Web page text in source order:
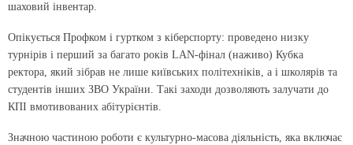
шаховий інвентар.
Опікується Профком і гуртком з кібер­спорту: проведено низку
турнірів і перший за багато років LAN-фінал (наживо) Кубка
ректора, який зібрав не лише київських політехніків, а і школярів та
студентів інших ЗВО України. Такі заходи дозволяють залучати до
КПІ вмотивованих абітурієнтів.
Значною частиною роботи є культурно-масова діяльність, яка включає